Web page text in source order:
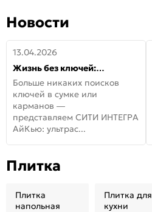
Новости
13.04.2026
Жизнь без ключей:
встречайте новую дверь
СИТИ ИНТЕГРА АйКью!
Больше никаких поисков
ключей в сумке или
карманов —
представляем СИТИ ИНТЕГРА
АйКью: ультрас...
Плитка
Плитка
напольная
Плитка для
кухни